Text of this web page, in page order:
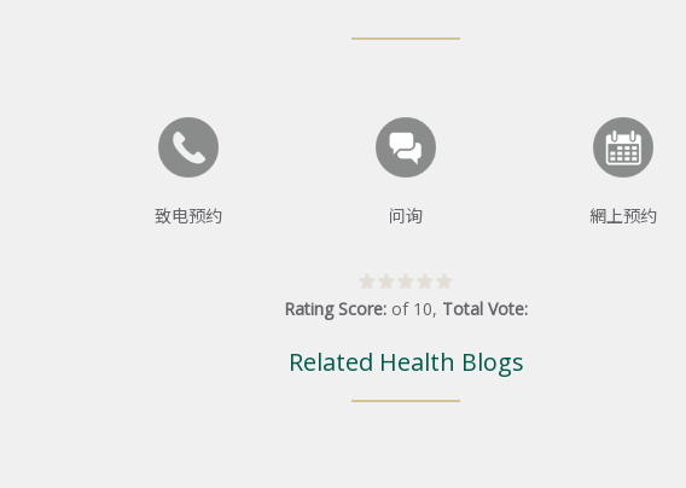
致电预约 问询 網上预约
Rating Score: of 10, Total Vote:
Related Health Blogs